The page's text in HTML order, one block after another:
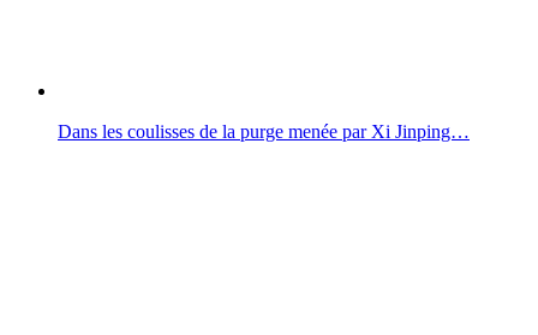
Dans les coulisses de la purge menée par Xi Jinping…